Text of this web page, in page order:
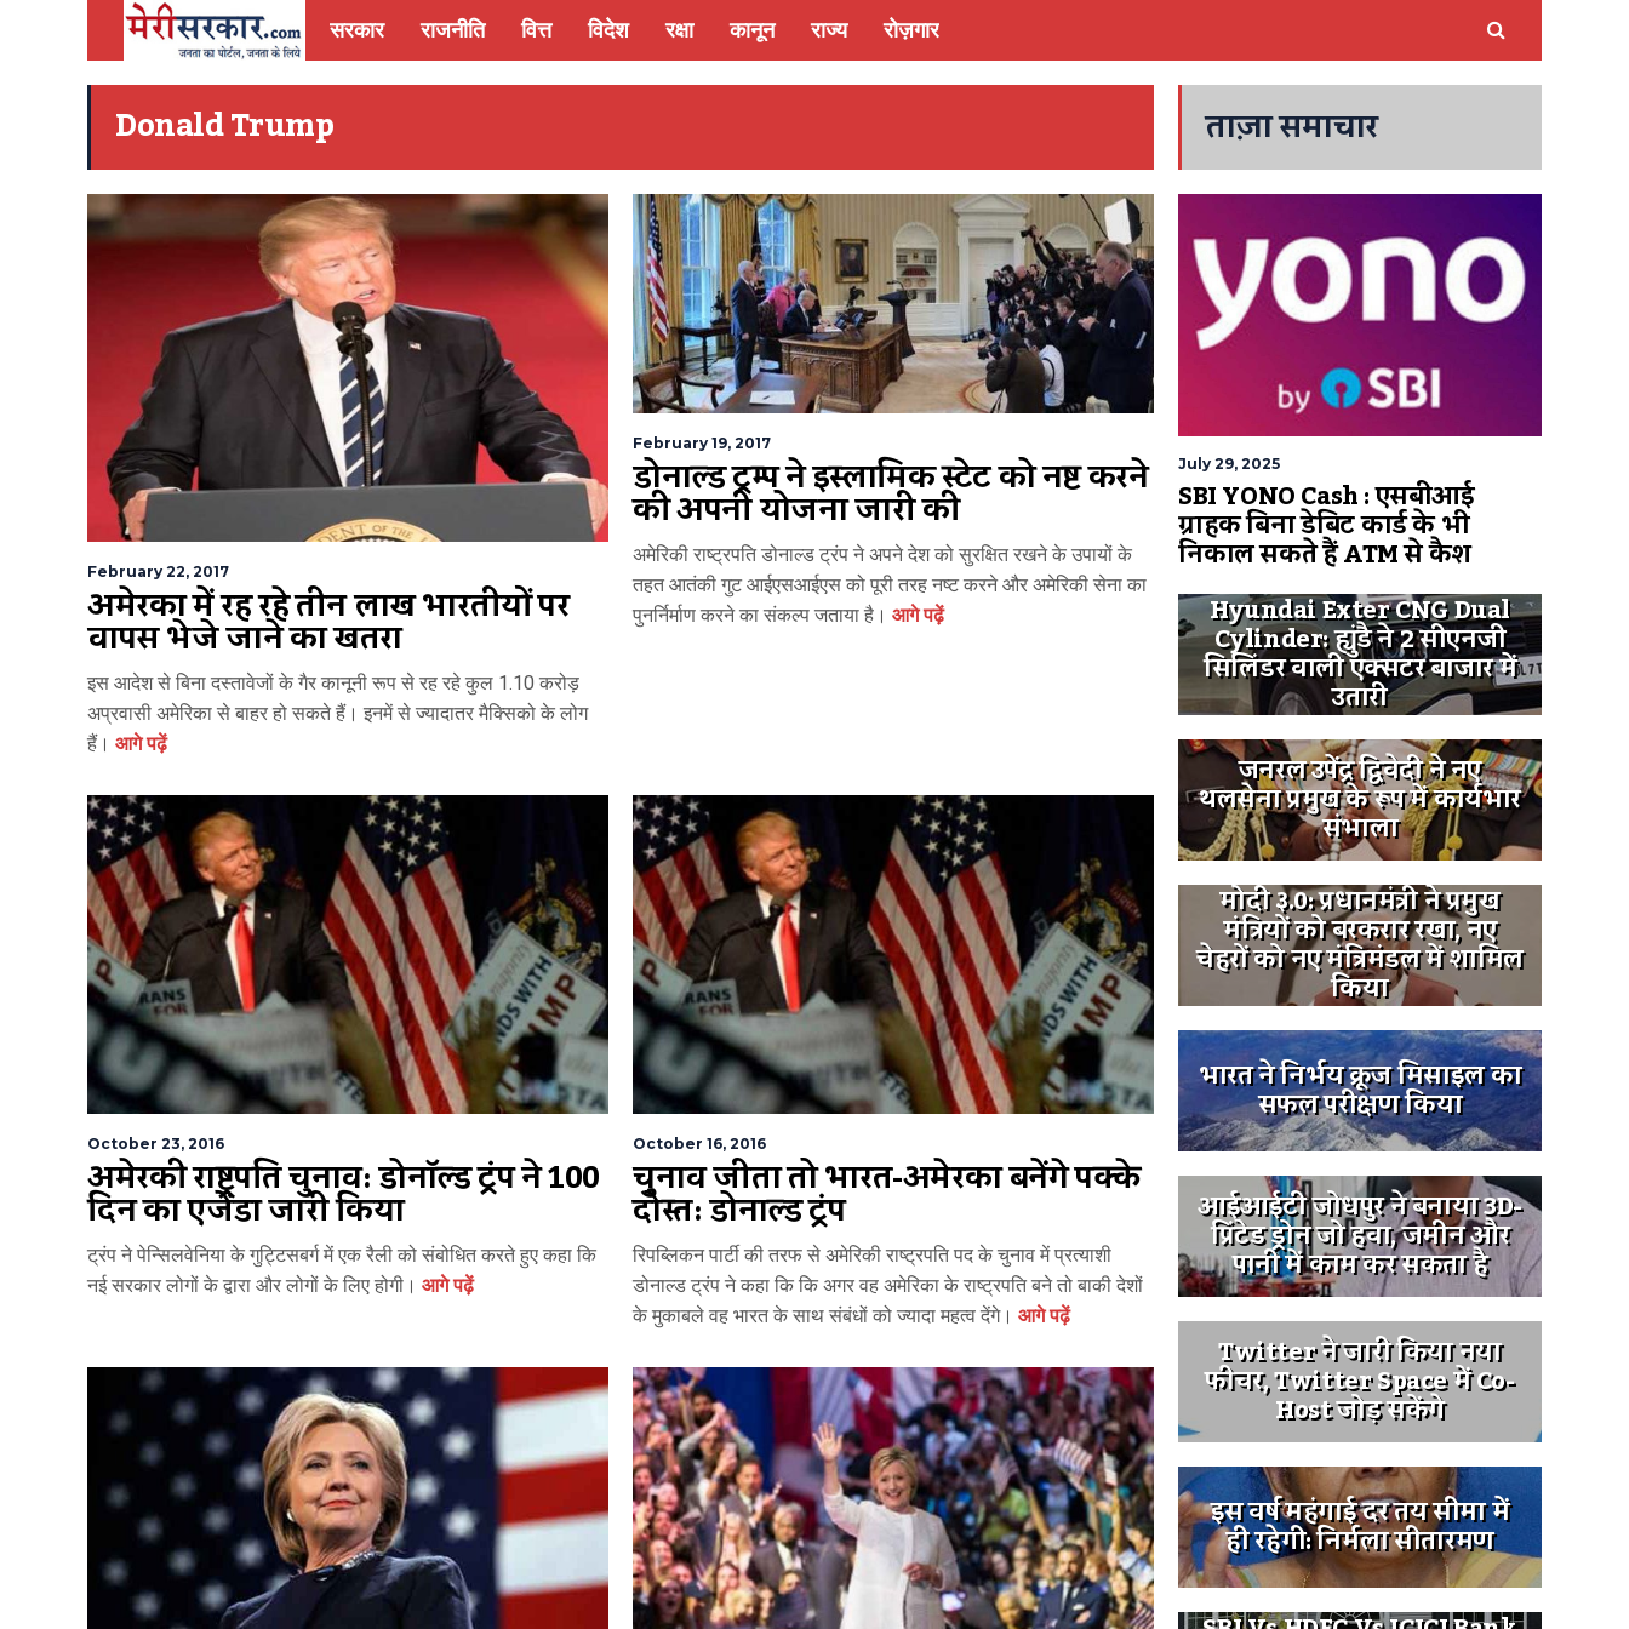
सरकार राजनीति वित्त विदेश रक्षा कानून राज्य रोज़गार
Donald Trump
February 22, 2017
अमेरिका में रह रहे तीन लाख भारतीयों पर
वापस भेजे जाने का खतरा
इस आदेश से बिना दस्तावेजों के गैर कानूनी रूप से रह रहे कुल 1.10 करोड़
अप्रवासी अमेरिका से बाहर हो सकते हैं। इनमें से ज्यादातर मैक्सिको के लोग
हैं। आगे पढ़ें
February 19, 2017
डोनाल्ड ट्रम्प ने इस्लामिक स्टेट को नष्ट करने
की अपनी योजना जारी की
अमेरिकी राष्ट्रपति डोनाल्ड ट्रंप ने अपने देश को सुरक्षित रखने के उपायों के
तहत आतंकी गुट आईएसआईएस को पूरी तरह नष्ट करने और अमेरिकी सेना का
पुनर्निर्माण करने का संकल्प जताया है। आगे पढ़ें
October 23, 2016
अमेरिकी राष्ट्रपति चुनाव: डोनॉल्ड ट्रंप ने 100
दिन का एजेंडा जारी किया
ट्रंप ने पेन्सिलवेनिया के गुट्टिसबर्ग में एक रैली को संबोधित करते हुए कहा कि
नई सरकार लोगों के द्वारा और लोगों के लिए होगी। आगे पढ़ें
October 16, 2016
चुनाव जीता तो भारत-अमेरिका बनेंगे पक्के
दोस्त: डोनाल्ड ट्रंप
रिपब्लिकन पार्टी की तरफ से अमेरिकी राष्ट्रपति पद के चुनाव में प्रत्याशी
डोनाल्ड ट्रंप ने कहा कि कि अगर वह अमेरिका के राष्ट्रपति बने तो बाकी देशों
के मुकाबले वह भारत के साथ संबंधों को ज्यादा महत्व देंगे। आगे पढ़ें
ताज़ा समाचार
July 29, 2025
SBI YONO Cash : एसबीआई
ग्राहक बिना डेबिट कार्ड के भी
निकाल सकते हैं ATM से कैश
Hyundai Exter CNG Dual
Cylinder: ह्युंडै ने 2 सीएनजी
सिलिंडर वाली एक्सटर बाजार में
उतारी
जनरल उपेंद्र द्विवेदी ने नए
थलसेना प्रमुख के रूप में कार्यभार
संभाला
मोदी ३.0: प्रधानमंत्री ने प्रमुख
मंत्रियों को बरकरार रखा, नए
चेहरों को नए मंत्रिमंडल में शामिल
किया
भारत ने निर्भय क्रूज मिसाइल का
सफल परीक्षण किया
आईआईटी जोधपुर ने बनाया 3D-
प्रिंटेड ड्रोन जो हवा, जमीन और
पानी में काम कर सकता है
Twitter ने जारी किया नया
फीचर, Twitter Space में Co-
Host जोड़ सकेंगे
इस वर्ष महंगाई दर तय सीमा में
ही रहेगी: निर्मला सीतारमण